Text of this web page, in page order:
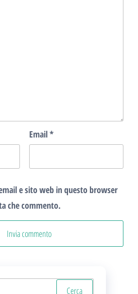
Email*
e sito web in questo browser
che commento.